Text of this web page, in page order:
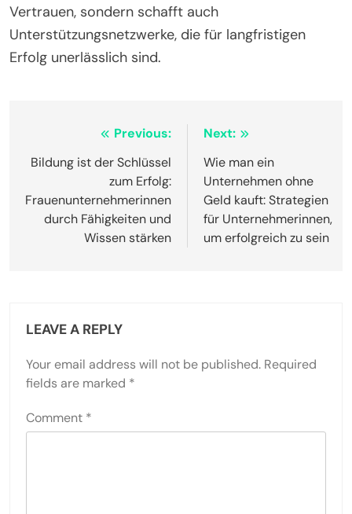
Vertrauen, sondern schafft auch
Unterstützungsnetzwerke, die für langfristigen
Erfolg unerlässlich sind.
navigation
Previous:
Bildung ist der Schlüssel
zum Erfolg:
Frauenunternehmerinnen
durch Fähigkeiten und
Wissen stärken
Next:
Wie man ein
Unternehmen ohne
Geld kauft: Strategien
für Unternehmerinnen,
um erfolgreich zu sein
LEAVE A REPLY
Your email address will not be published. Required
fields are marked *
Comment *